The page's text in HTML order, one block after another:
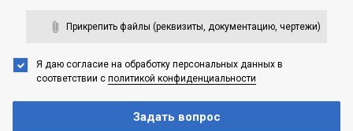
Прикрепить файлы (реквизиты, документацию, чертежи)
Я даю согласие на обработку персональных данных в
соответствии с политикой конфиденциальности